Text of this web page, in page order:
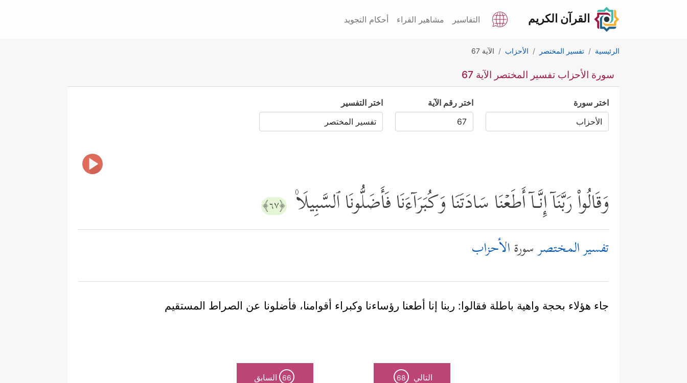
القرآن الكريم التفاسير مشاهير القراء أحكام التجويد
الرئيسية تفسير المختصر الأحزاب الآية 67
سورة الأحزاب تفسير المختصر الآية 67
اختر سورة اختر رقم الآية اختر التفسير
وَقَالُواْ رَبَّنَاۤ إِنَّـاۤ أَطَعۡنَا سَادَتَنَا وَكُبَرَاۤءَنَا فَأَضَلُّونَا ٱلسَّبِیلَا۠ ﴿٦٧﴾
تفسير المختصرسورةالأحزاب
جاء هؤلاء بحجة واهية باطلة فقالوا: ربنا إنا أطعنا رؤساءنا وكبراء أقوامنا، فأضلونا عن الصراط المستقيم
التالي 68
66 السابق